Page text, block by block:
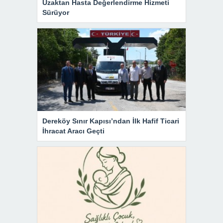
Uzaktan Hasta Değerlendirme Hizmeti
Sürüyor
Dereköy Sınır Kapısı’ndan İlk Hafif Ticari
İhracat Aracı Geçti